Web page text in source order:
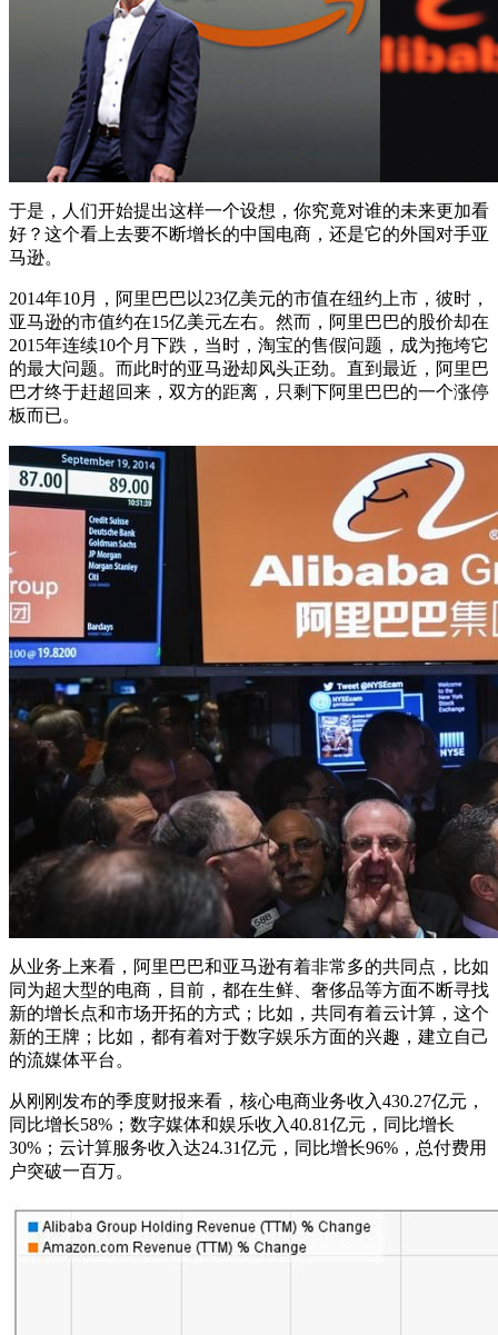
于是，人们开始提出这样一个设想，你究竟对谁的未来更加看
好？这个看上去要不断增长的中国电商，还是它的外国对手亚
马逊。
2014年10月，阿里巴巴以23亿美元的市值在纽约上市，彼时，
亚马逊的市值约在15亿美元左右。然而，阿里巴巴的股价却在
2015年连续10个月下跌，当时，淘宝的售假问题，成为拖垮它
的最大问题。而此时的亚马逊却风头正劲。直到最近，阿里巴
巴才终于赶超回来，双方的距离，只剩下阿里巴巴的一个涨停
板而已。
从业务上来看，阿里巴巴和亚马逊有着非常多的共同点，比如
同为超大型的电商，目前，都在生鲜、奢侈品等方面不断寻找
新的增长点和市场开拓的方式；比如，共同有着云计算，这个
新的王牌；比如，都有着对于数字娱乐方面的兴趣，建立自己
的流媒体平台。
从刚刚发布的季度财报来看，核心电商业务收入430.27亿元，
同比增长58%；数字媒体和娱乐收入40.81亿元，同比增长
30%；云计算服务收入达24.31亿元，同比增长96%，总付费用
户突破一百万。